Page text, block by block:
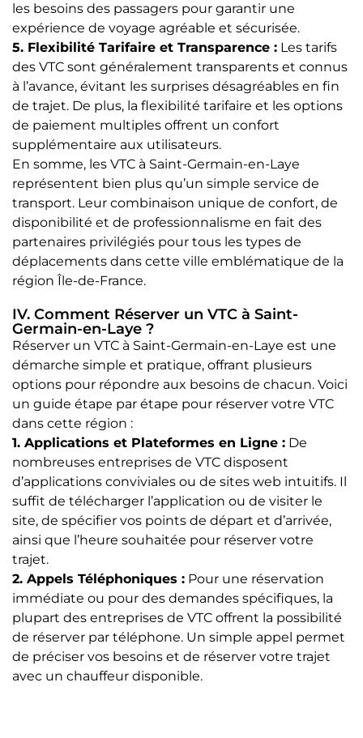
les besoins des passagers pour garantir une
expérience de voyage agréable et sécurisée.
5. Flexibilité Tarifaire et Transparence : Les tarifs
des VTC sont généralement transparents et connus
à l’avance, évitant les surprises désagréables en fin
de trajet. De plus, la flexibilité tarifaire et les options
de paiement multiples offrent un confort
supplémentaire aux utilisateurs.
En somme, les VTC à Saint-Germain-en-Laye
représentent bien plus qu’un simple service de
transport. Leur combinaison unique de confort, de
disponibilité et de professionnalisme en fait des
partenaires privilégiés pour tous les types de
déplacements dans cette ville emblématique de la
région Île-de-France.
IV. Comment Réserver un VTC à Saint-
Germain-en-Laye ?
Réserver un VTC à Saint-Germain-en-Laye est une
démarche simple et pratique, offrant plusieurs
options pour répondre aux besoins de chacun. Voici
un guide étape par étape pour réserver votre VTC
dans cette région :
1. Applications et Plateformes en Ligne : De
nombreuses entreprises de VTC disposent
d’applications conviviales ou de sites web intuitifs. Il
suffit de télécharger l’application ou de visiter le
site, de spécifier vos points de départ et d’arrivée,
ainsi que l’heure souhaitée pour réserver votre
trajet.
2. Appels Téléphoniques : Pour une réservation
immédiate ou pour des demandes spécifiques, la
plupart des entreprises de VTC offrent la possibilité
de réserver par téléphone. Un simple appel permet
de préciser vos besoins et de réserver votre trajet
avec un chauffeur disponible.